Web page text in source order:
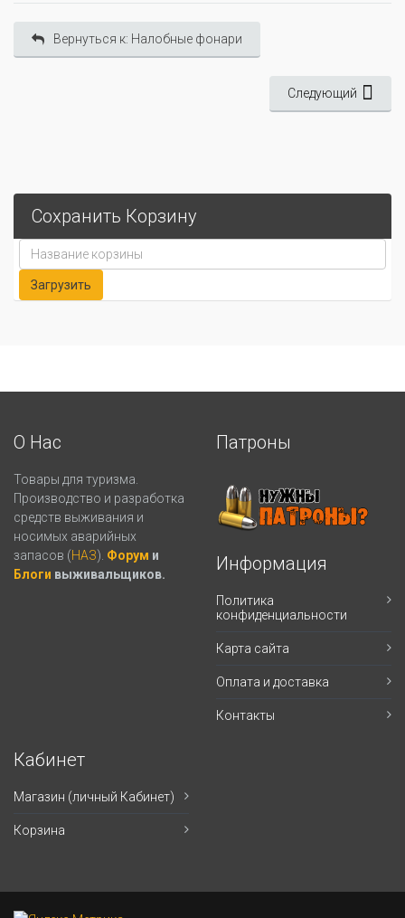
Вернуться к: Налобные фонари
Следующий
Сохранить Корзину
О Нас
Товары для туризма.
Производство и разработка
средств выживания и
носимых аварийных
запасов (НАЗ). Форум и
Блоги выживальщиков.
Патроны
Информация
Политика
конфиденциальности
Карта сайта
Оплата и доставка
Контакты
Кабинет
Магазин (личный Кабинет)
Корзина